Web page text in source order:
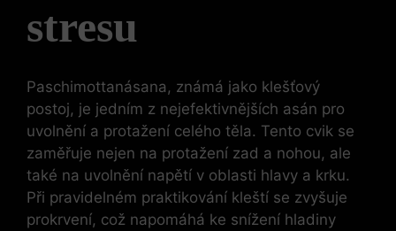
stresu
Paschimottanásana, známá jako klešťový
postoj, je jedním z nejefektivnějších asán pro
uvolnění a protažení celého těla. Tento cvik se
zaměřuje nejen na protažení zad a nohou, ale
také na uvolnění napětí v oblasti hlavy a krku.
Při pravidelném praktikování kleští se zvyšuje
prokrvení, což napomáhá ke snížení hladiny